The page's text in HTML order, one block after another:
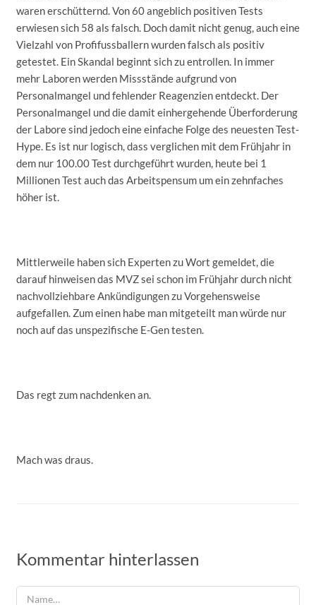
waren erschütternd. Von 60 angeblich positiven Tests
erwiesen sich 58 als falsch. Doch damit nicht genug, auch eine
Vielzahl von Profifussballern wurden falsch als positiv
getestet. Ein Skandal beginnt sich zu entrollen. In immer
mehr Laboren werden Missstände aufgrund von
Personalmangel und fehlender Reagenzien entdeckt. Der
Personalmangel und die damit einhergehende Überforderung
der Labore sind jedoch eine einfache Folge des neuesten Test-
Hype. Es ist nur logisch, dass verglichen mit dem Frühjahr in
dem nur 100.00 Test durchgeführt wurden, heute bei 1
Millionen Test auch das Arbeitspensum um ein zehnfaches
höher ist.
Mittlerweile haben sich Experten zu Wort gemeldet, die
darauf hinweisen das MVZ sei schon im Frühjahr durch nicht
nachvollziehbare Ankündigungen zu Vorgehensweise
aufgefallen. Zum einen habe man mitgeteilt man würde nur
noch auf das unspezifische E-Gen testen.
Das regt zum nachdenken an.
Mach was draus.
Kommentar hinterlassen